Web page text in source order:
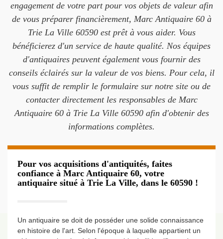
engagement de votre part pour vos objets de valeur afin
de vous préparer financièrement, Marc Antiquaire 60 à
Trie La Ville 60590 est prêt à vous aider. Vous
bénéficierez d'un service de haute qualité. Nos équipes
d'antiquaires peuvent également vous fournir des
conseils éclairés sur la valeur de vos biens. Pour cela, il
vous suffit de remplir le formulaire sur notre site ou de
contacter directement les responsables de Marc
Antiquaire 60 à Trie La Ville 60590 afin d'obtenir des
informations complètes.
Pour vos acquisitions d'antiquités, faites
confiance à Marc Antiquaire 60, votre
antiquaire situé à Trie La Ville, dans le 60590 !
Un antiquaire se doit de posséder une solide connaissance
en histoire de l'art. Selon l'époque à laquelle appartient un